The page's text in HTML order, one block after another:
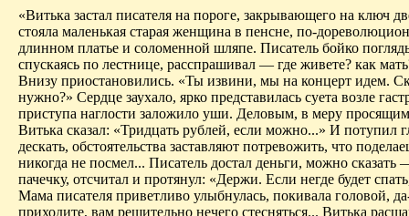
«Витька застал писателя на пороге, закрывающего на ключ
стояла маленькая старая женщина в пенсне, по-
длинном платье и соломенной шляпе. Писатель бойко
спускаясь по лестнице, расспрашивал — где живете? как
Внизу приостановились. «Ты извини, мы на концерт идем.
нужно?» Сердце заухало, ярко представилась суета возле
приступа наглости заложило уши. Деловым, в меру
Витька сказал: «Тридцать рублей, если можно...» И потупил
дескать, обстоятельства заставляют потревожить, что
никогда не посмел... Писатель достал деньги, можно сказать
пачечку, отсчитал и протянул: «Держи. Если негде будет
Мама писателя приветливо улыбнулась, покивала головой,
приходите, вам решительно нечего стесняться... Витька